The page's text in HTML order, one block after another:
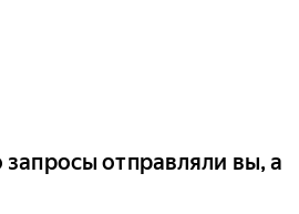
отправляли вы, а